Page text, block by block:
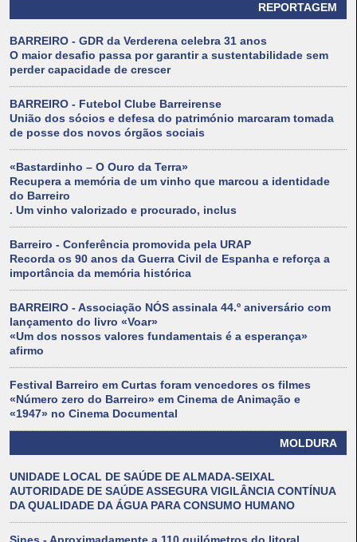
REPORTAGEM
BARREIRO - GDR da Verderena celebra 31 anos
O maior desafio passa por garantir a sustentabilidade sem
perder capacidade de crescer
BARREIRO - Futebol Clube Barreirense
União dos sócios e defesa do património marcaram tomada
de posse dos novos órgãos sociais
«Bastardinho – O Ouro da Terra»
Recupera a memória de um vinho que marcou a identidade
do Barreiro
. Um vinho valorizado e procurado, inclus
Barreiro - Conferência promovida pela URAP
Recorda os 90 anos da Guerra Civil de Espanha e reforça a
importância da memória histórica
BARREIRO - Associação NÓS assinala 44.º aniversário com
lançamento do livro «Voar»
«Um dos nossos valores fundamentais é a esperança»
afirmo
Festival Barreiro em Curtas foram vencedores os filmes
«Número zero do Barreiro» em Cinema de Animação e
«1947» no Cinema Documental
MOLDURA
UNIDADE LOCAL DE SAÚDE DE ALMADA-SEIXAL
AUTORIDADE DE SAÚDE ASSEGURA VIGILÂNCIA CONTÍNUA
DA QUALIDADE DA ÁGUA PARA CONSUMO HUMANO